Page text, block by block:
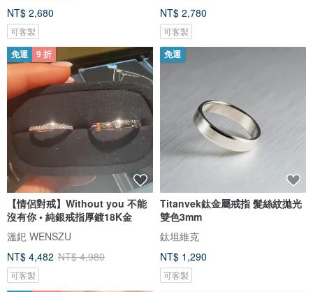
NT$ 2,680
可客製
NT$ 2,780
可客製
免運 9 折
【情侶對戒】Without you 不能
沒有你 • 純銀戒指厚鍍18K金
溫釲 WENSZU
NT$ 4,482 NT$ 4,980
可客製
免運
Titanvek鈦金屬戒指 髮絲紋拋光
雙色3mm
鈦坦維克
NT$ 1,290
可客製